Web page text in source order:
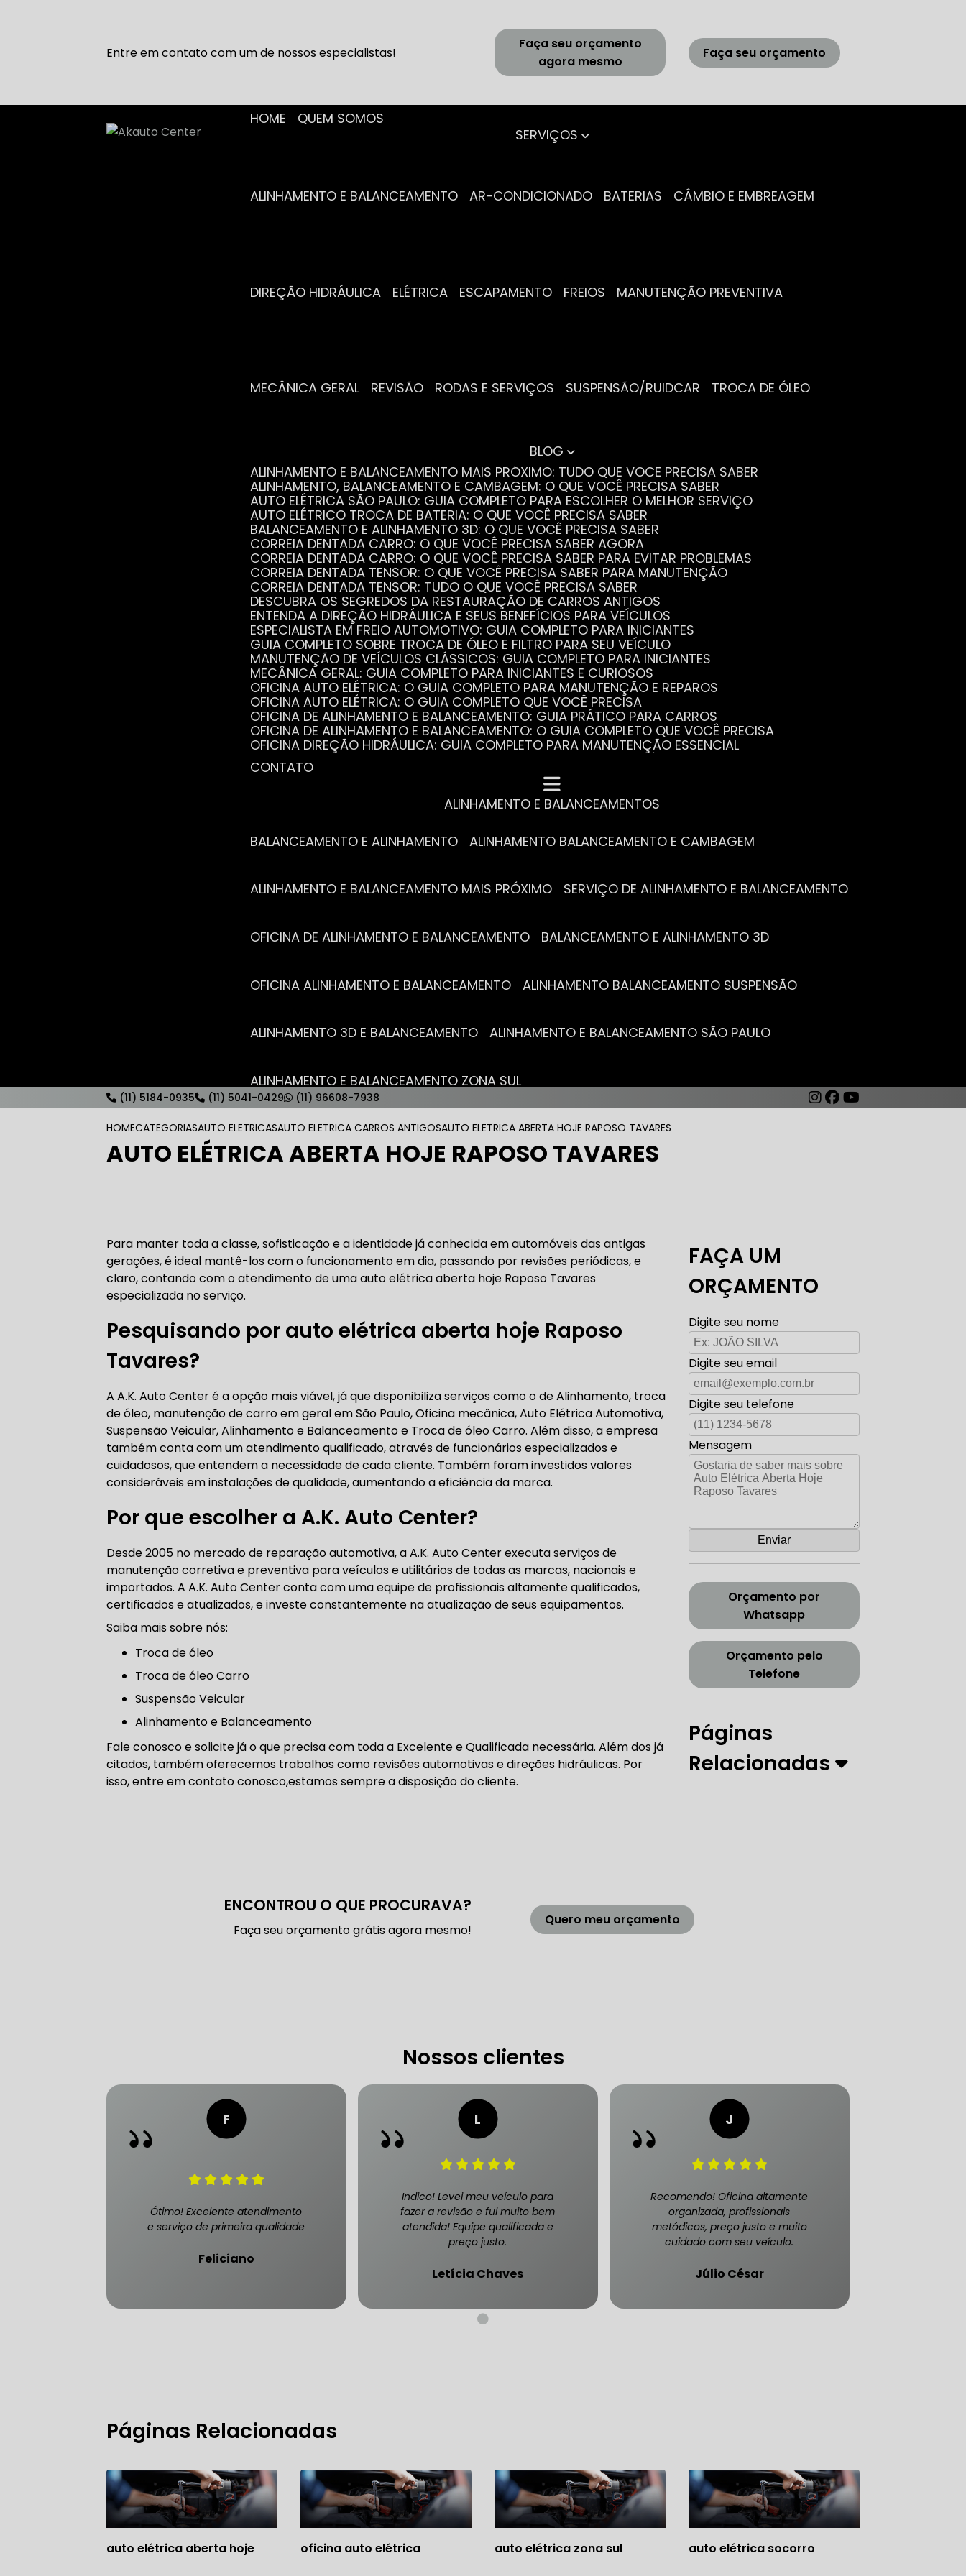
Entre em contato com um de nossos especialistas!
Faça seu orçamento
agora mesmo
Faça seu orçamento
HOME
QUEM SOMOS
SERVIÇOS
ALINHAMENTO E BALANCEAMENTO AR-CONDICIONADO BATERIAS CÂMBIO E EMBREAGEM
DIREÇÃO HIDRÁULICA ELÉTRICA ESCAPAMENTO FREIOS MANUTENÇÃO PREVENTIVA
MECÂNICA GERAL REVISÃO RODAS E SERVIÇOS SUSPENSÃO/RUIDCAR TROCA DE ÓLEO
BLOG
ALINHAMENTO E BALANCEAMENTO MAIS PRÓXIMO: TUDO QUE VOCÊ PRECISA SABER
ALINHAMENTO, BALANCEAMENTO E CAMBAGEM: O QUE VOCÊ PRECISA SABER
AUTO ELÉTRICA SÃO PAULO: GUIA COMPLETO PARA ESCOLHER O MELHOR SERVIÇO
AUTO ELÉTRICO TROCA DE BATERIA: O QUE VOCÊ PRECISA SABER
BALANCEAMENTO E ALINHAMENTO 3D: O QUE VOCÊ PRECISA SABER
CORREIA DENTADA CARRO: O QUE VOCÊ PRECISA SABER AGORA
CORREIA DENTADA CARRO: O QUE VOCÊ PRECISA SABER PARA EVITAR PROBLEMAS
CORREIA DENTADA TENSOR: O QUE VOCÊ PRECISA SABER PARA MANUTENÇÃO
CORREIA DENTADA TENSOR: TUDO O QUE VOCÊ PRECISA SABER
DESCUBRA OS SEGREDOS DA RESTAURAÇÃO DE CARROS ANTIGOS
ENTENDA A DIREÇÃO HIDRÁULICA E SEUS BENEFÍCIOS PARA VEÍCULOS
ESPECIALISTA EM FREIO AUTOMOTIVO: GUIA COMPLETO PARA INICIANTES
GUIA COMPLETO SOBRE TROCA DE ÓLEO E FILTRO PARA SEU VEÍCULO
MANUTENÇÃO DE VEÍCULOS CLÁSSICOS: GUIA COMPLETO PARA INICIANTES
MECÂNICA GERAL: GUIA COMPLETO PARA INICIANTES E CURIOSOS
OFICINA AUTO ELÉTRICA: O GUIA COMPLETO PARA MANUTENÇÃO E REPAROS
OFICINA AUTO ELÉTRICA: O GUIA COMPLETO QUE VOCÊ PRECISA
OFICINA DE ALINHAMENTO E BALANCEAMENTO: GUIA PRÁTICO PARA CARROS
OFICINA DE ALINHAMENTO E BALANCEAMENTO: O GUIA COMPLETO QUE VOCÊ PRECISA
OFICINA DIREÇÃO HIDRÁULICA: GUIA COMPLETO PARA MANUTENÇÃO ESSENCIAL
OFICINA MECÂNICA COMPLETA PARA BLINDADOS: TUDO QUE VOCÊ PRECISA SABER
POR QUE A REVISÃO AUTOMOTIVA É ESSENCIAL PARA O DESEMPENHO DO SEU CARRO
SERVIÇO DE ALINHAMENTO E BALANCEAMENTO: O QUE VOCÊ PRECISA SABER
VANTAGENS ESSENCIAIS DA TROCA DE ÓLEO PARA A SAÚDE DO SEU CARRO
CONTATO
ALINHAMENTO E BALANCEAMENTOS
BALANCEAMENTO E ALINHAMENTO ALINHAMENTO BALANCEAMENTO E CAMBAGEM
ALINHAMENTO E BALANCEAMENTO MAIS PRÓXIMO SERVIÇO DE ALINHAMENTO E BALANCEAMENTO
OFICINA DE ALINHAMENTO E BALANCEAMENTO BALANCEAMENTO E ALINHAMENTO 3D
OFICINA ALINHAMENTO E BALANCEAMENTO ALINHAMENTO BALANCEAMENTO SUSPENSÃO
ALINHAMENTO 3D E BALANCEAMENTO ALINHAMENTO E BALANCEAMENTO SÃO PAULO
ALINHAMENTO E BALANCEAMENTO ZONA SUL
AUTO ELÉTRICA MAIS PRÓXIMO AUTO ELÉTRICA AUTOMOTIVA
AUTO ELÉTRICO TROCA DE BATERIA OFICINA AUTO ELÉTRICA
AUTO ELÉTRICA ZONA SUL
CORREIAS DENTADAS
TROCA CORREIA DENTADA CORREIA DENTADA LAND ROVER CORREIA DENTADA RANGE ROVER
TROCA DA CORREIA DENTADA DA LAND ROVER CORREIA DENTADA DISCOVERY
CORREIA DENTADA TENSOR
DIREÇÕES HIDRÁULICAS
DIREÇÃO HIDRÁULICA E ELÉTRICA MANUTENÇÃO CONSERTO REPARO
MANUTENÇÃO DIREÇÃO HIDRÁULICA CONSERTO DIREÇÃO HIDRÁULICA
CONSERTO DE DIREÇÃO HIDRÁULICA
FREIOS AUTOMOTIVOS
ESPECIALISTA EM FREIO AUTOMOTIVO FREIO DE AUTOMÓVEL
FREIO ABS MANUTENÇÃO
MANUTENÇÃO DE FREIOS AUTOMOTIVOS FREIO DE VEÍCULO
FREIO DO CARRO ZONA SUL
MECÂNICO PARA CONSERTO DE CARRO BLINDADO
MECÂNICO PARA SUSPENSÃO DE CARRO BLINDADO
OFICINA MECÂNICA DE AUTOMÓVEIS BLINDADOS
(11) 5184-0935 (11) 5041-0429 (11) 96608-7938
HOMECATEGORIASAUTO ELETRICASAUTO ELETRICA CARROS ANTIGOSAUTO ELETRICA ABERTA HOJE RAPOSO TAVARES
AUTO ELÉTRICA ABERTA HOJE RAPOSO TAVARES
Para manter toda a classe, sofisticação e a identidade já conhecida em automóveis das antigas
gerações, é ideal mantê-los com o funcionamento em dia, passando por revisões periódicas, e
claro, contando com o atendimento de uma auto elétrica aberta hoje Raposo Tavares
especializada no serviço.
Pesquisando por auto elétrica aberta hoje Raposo
Tavares?
A A.K. Auto Center é a opção mais viável, já que disponibiliza serviços como o de Alinhamento, troca
de óleo, manutenção de carro em geral em São Paulo, Oficina mecânica, Auto Elétrica Automotiva,
Suspensão Veicular, Alinhamento e Balanceamento e Troca de óleo Carro. Além disso, a empresa
também conta com um atendimento qualificado, através de funcionários especializados e
cuidadosos, que entendem a necessidade de cada cliente. Também foram investidos valores
consideráveis em instalações de qualidade, aumentando a eficiência da marca.
Por que escolher a A.K. Auto Center?
Desde 2005 no mercado de reparação automotiva, a A.K. Auto Center executa serviços de
manutenção corretiva e preventiva para veículos e utilitários de todas as marcas, nacionais e
importados. A A.K. Auto Center conta com uma equipe de profissionais altamente qualificados,
certificados e atualizados, e investe constantemente na atualização de seus equipamentos.
Saiba mais sobre nós:
troca de óleo
Troca de óleo Carro
Suspensão Veicular
Alinhamento e Balanceamento
Fale conosco e solicite já o que precisa com toda a Excelente e Qualificada necessária. Além dos já
citados, também oferecemos trabalhos como revisões automotivas e direções hidráulicas. Por
isso, entre em contato conosco,estamos sempre a disposição do cliente.
FAÇA UM
ORÇAMENTO
Digite seu nome
Digite seu email
Digite seu telefone
Mensagem
Orçamento por
Whatsapp
Orçamento pelo
Telefone
Páginas
Relacionadas
ENCONTROU O QUE PROCURAVA?
Faça seu orçamento grátis agora mesmo!
Quero meu orçamento
Nossos clientes
Ótimo! Excelente atendimento
e serviço de primeira qualidade
Feliciano
Indico! Levei meu veículo para
fazer a revisão e fui muito bem
atendida! Equipe qualificada e
preço justo.
Letícia Chaves
Recomendo! Oficina altamente
organizada, profissionais
metódicos, preço justo e muito
cuidado com seu veículo.
Júlio César
Páginas Relacionadas
auto elétrica aberta hoje oficina auto elétrica auto elétrica zona sul auto elétrica socorro